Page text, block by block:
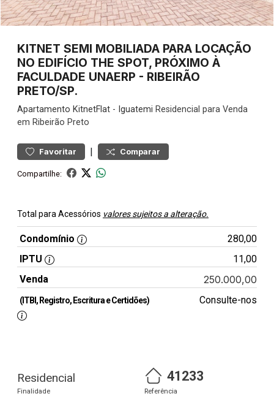
KITNET SEMI MOBILIADA PARA LOCAÇÃO
NO EDIFÍCIO THE SPOT, PRÓXIMO À
FACULDADE UNAERP - RIBEIRÃO
PRETO/SP.
Apartamento KitnetFlat - Iguatemi Residencial para Venda
em Ribeirão Preto
Favoritar | Comparar
Compartilhe:
Total para Acessórios valores sujeitos a alteração.
Condomínio
280,00
IPTU
11,00
Venda
250.000,00
(ITBI, Registro, Escritura e Certidões) Consulte-nos
Residencial
Finalidade
41233
Referência